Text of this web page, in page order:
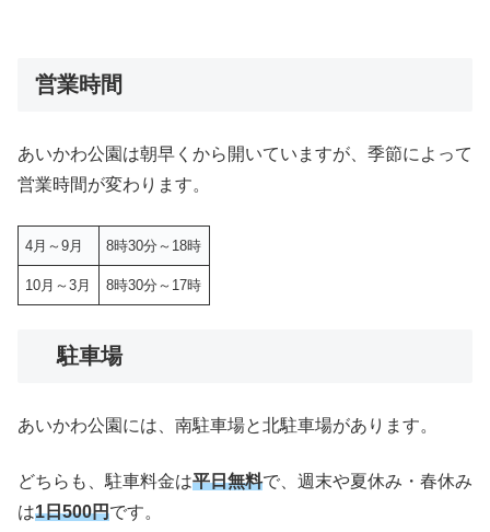
営業時間
あいかわ公園は朝早くから開いていますが、季節によって
営業時間が変わります。
4月～9月 8時30分～18時
10月～3月 8時30分～17時
駐車場
あいかわ公園には、南駐車場と北駐車場があります。
どちらも、駐車料金は平日無料で、週末や夏休み・春休み
は1日500円です。